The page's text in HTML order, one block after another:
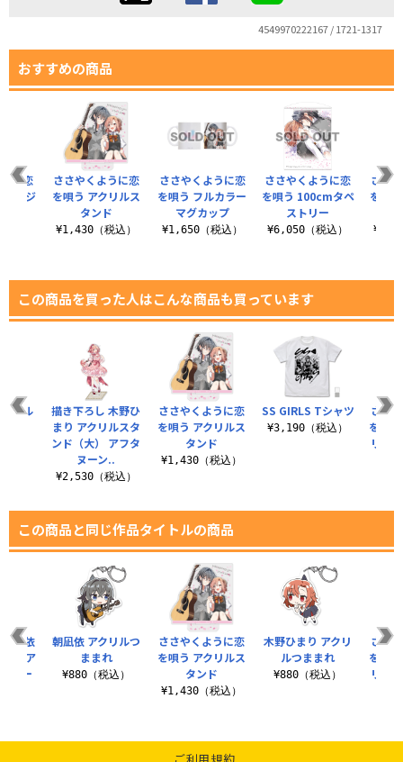
4549970222167 / 1721-1317
おすすめの商品
ささやくように恋
を唄う フルカラー
マグカップ
¥1,650（税込）
ささやくように恋
を唄う 100cmタペ
ストリー
¥6,050（税込）
ささ
を唄
に恋
ラージ
ささやくように恋
を唄う アクリルス
タンド
¥1,430（税込）
この商品を買った人はこんな商品も買っています
ささやくように恋
を唄う アクリルス
タンド
¥1,430（税込）
SS GIRLS Tシャツ
¥3,190（税込）
ささ
を唄
リル
リル
描き下ろし 木野ひ
まり アクリルスタ
ンド（大） アフタ
ヌーン..
¥2,530（税込）
この商品と同じ作品タイトルの商品
ささやくように恋
を唄う アクリルス
タンド
¥1,430（税込）
木野ひまり アクリ
ルつままれ
¥880（税込）
ささ
を唄
リル
凪依
ジ ア
ィー
朝凪依 アクリルつ
ままれ
¥880（税込）